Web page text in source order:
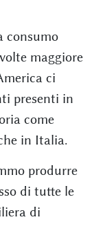
consumo
maggiore
ci
presenti in
come
in Italia.
produrre
di tutte le
di